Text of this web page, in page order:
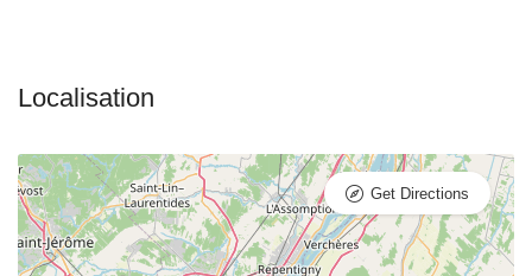
Get Directions